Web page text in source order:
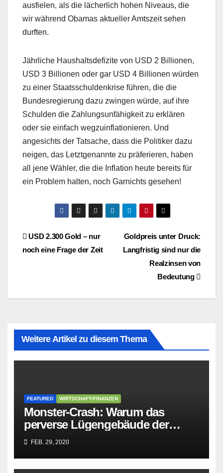
ausfielen, als die lächerlich hohen Niveaus, die
wir während Obamas aktueller Amtszeit sehen
durften.
Jährliche Haushaltsdefizite von USD 2 Billionen,
USD 3 Billionen oder gar USD 4 Billionen würden
zu einer Staatsschuldenkrise führen, die die
Bundesregierung dazu zwingen würde, auf ihre
Schulden die Zahlungsunfähigkeit zu erklären
oder sie einfach wegzuinflationieren. Und
angesichts der Tatsache, dass die Politiker dazu
neigen, das Letztgenannte zu präferieren, haben
all jene Wähler, die die Inflation heute bereits für
ein Problem halten, noch Garnichts gesehen!
BeitragsnavigationGoldpreis unter Druck:
Langfristig sind nur die
Realzinsen von
Bedeutung
USD 2.300 Gold – nur
noch eine Frage der Zeit
Weitere Artikel zu diesem Thema
FEATURED WIRTSCHAFT/FINANZEN
Monster-Crash: Warum das
perverse Lügengebäude der
Sozialisten in sich
zusammenbricht!
FEB. 29, 2020